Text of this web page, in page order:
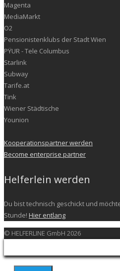
Magenta
MediaMarkt
O2
Pensionistenklubs der Stadt Wien
PŸUR - Tele Columbus
Starlink
Subway
Tarife.at
Tink
Wiener Städtische
Younion
Kooperationspartner werden
Become enterprise partner
Helferlein werden
Du bist technisch geschickt und
Stunde! Hier entlang
© HELFERLINE GmbH 2026